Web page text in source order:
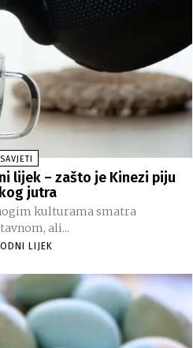
SAVJETI
lijek – zašto je Kinezi piju
jutra
kulturama smatra
ali...
LIJEK